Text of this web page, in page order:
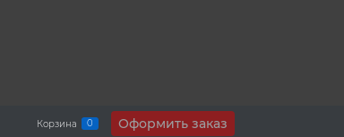
Корзина 0 Оформить заказ